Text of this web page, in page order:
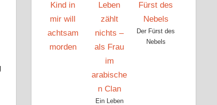
Ein Leben
Der Fürst des
Nebels